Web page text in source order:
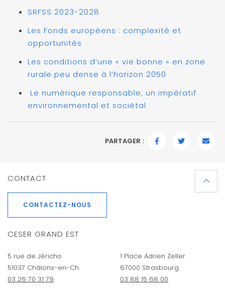
SRFSS 2023-2028
Les Fonds européens : complexité et
opportunités
Les conditions d’une « vie bonne » en zone
rurale peu dense à l’horizon 2050
Le numérique responsable, un impératif
environnemental et sociétal
PARTAGER :
CONTACT
CONTACTEZ-NOUS
CESER GRAND EST
5 rue de Jéricho
51037 Châlons-en-Ch.
03 26 70 31 79
1 Place Adrien Zeller
67000 Strasbourg
03 88 15 68 00